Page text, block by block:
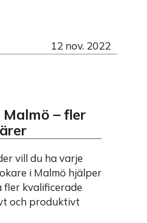
12 nov. 2022
– fler
vill du ha varje
i Malmö hjälper
kvalificerade
och produktivt